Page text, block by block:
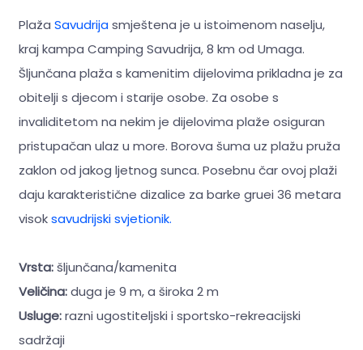
Plaža Savudrijasmještena je u istoimenom naselju,
kraj kampa Camping Savudrija, 8 km od Umaga.
Šljunčana plaža s kamenitim dijelovima prikladna je za
obitelji s djecom i starije osobe. Za osobe s
invaliditetom na nekim je dijelovima plaže osiguran
pristupačan ulaz u more. Borova šuma uz plažu pruža
zaklon od jakog ljetnog sunca. Posebnu čar ovoj plaži
daju karakteristične dizalice za barke gruei 36 metara
visoksavudrijski svjetionik.
Vrsta:šljunčana/kamenita
Veličina:duga je 9 m, a široka 2 m
Usluge:razni ugostiteljski i sportsko-rekreacijski
sadržaji